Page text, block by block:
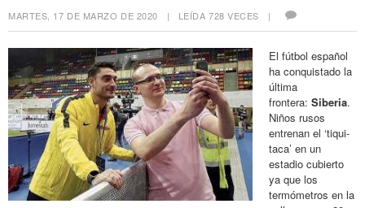
MARTES, 17 DE MARZO DE 2020 | LEÍDA 728 VECES |
El fútbol español
ha conquistado la
última
frontera: Siberia.
Niños rusos
entrenan el ‘tiqui-
taca’ en un
estadio cubierto
ya que los
termómetros en la